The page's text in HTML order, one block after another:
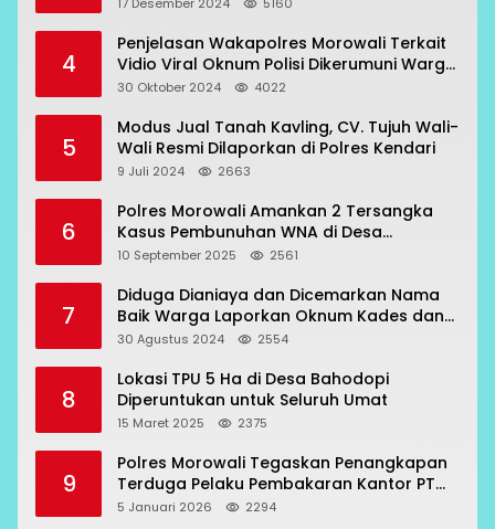
17 Desember 2024 5160
4
Penjelasan Wakapolres Morowali Terkait
Vidio Viral Oknum Polisi Dikerumuni Warga
Bahodopi
30 Oktober 2024 4022
5
Modus Jual Tanah Kavling, CV. Tujuh Wali-
Wali Resmi Dilaporkan di Polres Kendari
9 Juli 2024 2663
6
Polres Morowali Amankan 2 Tersangka
Kasus Pembunuhan WNA di Desa
Topogaro
10 September 2025 2561
7
Diduga Dianiaya dan Dicemarkan Nama
Baik Warga Laporkan Oknum Kades dan
Oknum Polisi
30 Agustus 2024 2554
8
Lokasi TPU 5 Ha di Desa Bahodopi
Diperuntukan untuk Seluruh Umat
15 Maret 2025 2375
9
Polres Morowali Tegaskan Penangkapan
Terduga Pelaku Pembakaran Kantor PT
RCP Sesuai Prosedur
5 Januari 2026 2294